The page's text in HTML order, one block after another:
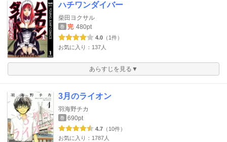
ハチワンダイバー
柴田ヨクサル
巻 完 480pt
4.0 （1件）
お気に入り：137人
あらすじを見る▼
3月のライオン
羽海野チカ
巻 690pt
4.7 （10件）
お気に入り：1787人